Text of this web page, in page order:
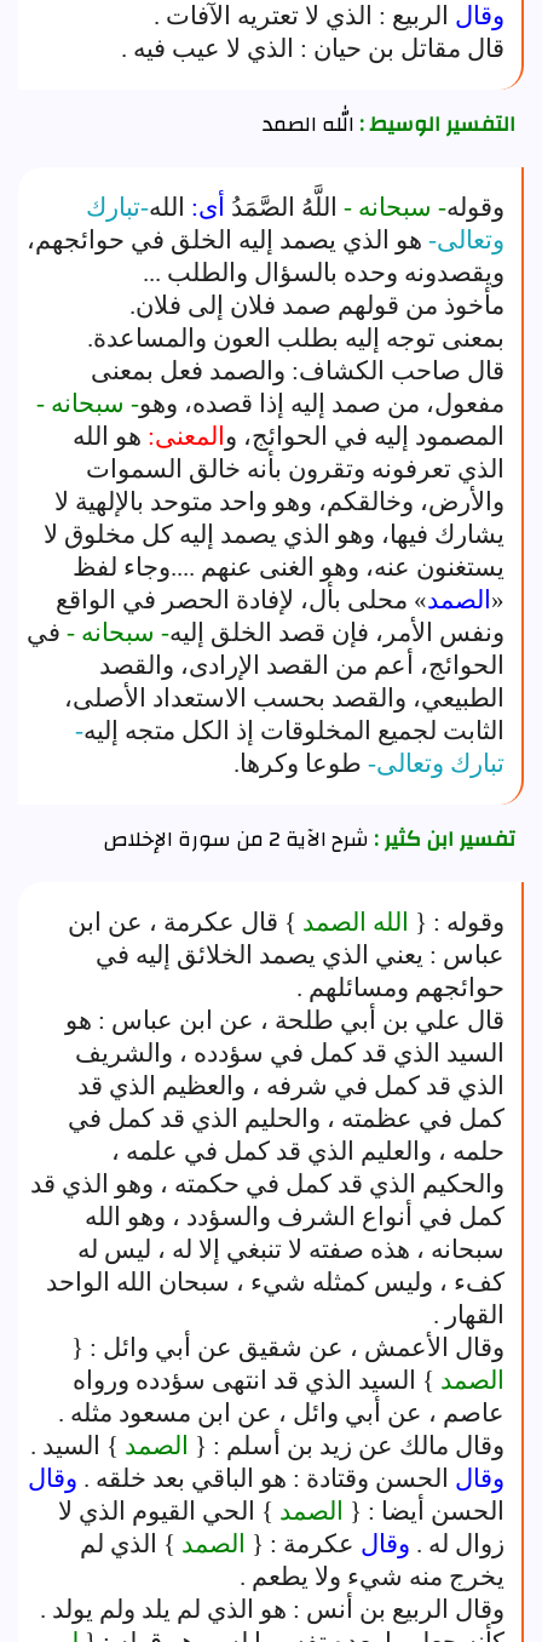
وقال الربيع : الذي لا تعتريه الآفات .
قال مقاتل بن حيان : الذي لا عيب فيه .
التفسير الوسيط :الله الصمد
وقوله- سبحانه - اللَّهُ الصَّمَدُ أى: الله-تبارك
وتعالى- هو الذي يصمد إليه الخلق في حوائجهم،
ويقصدونه وحده بالسؤال والطلب ...
مأخوذ من قولهم صمد فلان إلى فلان.
بمعنى توجه إليه بطلب العون والمساعدة.
قال صاحب الكشاف: والصمد فعل بمعنى
مفعول، من صمد إليه إذا قصده، وهو- سبحانه -
المصمود إليه في الحوائج، و المعنى: هو الله
الذي تعرفونه وتقرون بأنه خالق السموات
والأرض، وخالقكم، وهو واحد متوحد بالإلهية لا
يشارك فيها، وهو الذي يصمد إليه كل مخلوق لا
يستغنون عنه، وهو الغنى عنهم ....وجاء لفظ
« الصمد» محلى بأل، لإفادة الحصر في الواقع
ونفس الأمر، فإن قصد الخلق إليه- سبحانه - في
الحوائج، أعم من القصد الإرادى، والقصد
الطبيعي، والقصد بحسب الاستعداد الأصلى،
الثابت لجميع المخلوقات إذ الكل متجه إليه-
تبارك وتعالى- طوعا وكرها.
تفسير ابن كثير :شرح الآية 2 من سورة الإخلاص
وقوله : { الله الصمد } قال عكرمة ، عن ابن
عباس : يعني الذي يصمد الخلائق إليه في
حوائجهم ومسائلهم .
قال علي بن أبي طلحة ، عن ابن عباس : هو
السيد الذي قد كمل في سؤدده ، والشريف
الذي قد كمل في شرفه ، والعظيم الذي قد
كمل في عظمته ، والحليم الذي قد كمل في
حلمه ، والعليم الذي قد كمل في علمه ،
والحكيم الذي قد كمل في حكمته ، وهو الذي قد
كمل في أنواع الشرف والسؤدد ، وهو الله
سبحانه ، هذه صفته لا تنبغي إلا له ، ليس له
كفء ، وليس كمثله شيء ، سبحان الله الواحد
القهار .
وقال الأعمش ، عن شقيق عن أبي وائل : {
الصمد } السيد الذي قد انتهى سؤدده ورواه
عاصم ، عن أبي وائل ، عن ابن مسعود مثله .
وقال مالك عن زيد بن أسلم : { الصمد } السيد .
وقال الحسن وقتادة : هو الباقي بعد خلقه . وقال
الحسن أيضا : { الصمد } الحي القيوم الذي لا
زوال له . وقال عكرمة : { الصمد } الذي لم
يخرج منه شيء ولا يطعم .
وقال الربيع بن أنس : هو الذي لم يلد ولم يولد .